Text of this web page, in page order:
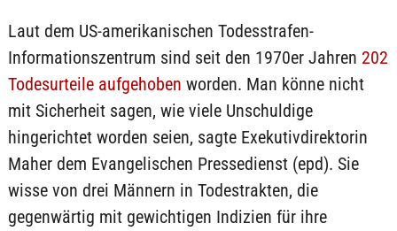
Laut dem US-amerikanischen Todesstrafen-
Informationszentrum sind seit den 1970er Jahren 202
Todesurteile aufgehoben worden. Man könne nicht
mit Sicherheit sagen, wie viele Unschuldige
hingerichtet worden seien, sagte Exekutivdirektorin
Maher dem Evangelischen Pressedienst (epd). Sie
wisse von drei Männern in Todestrakten, die
gegenwärtig mit gewichtigen Indizien für ihre